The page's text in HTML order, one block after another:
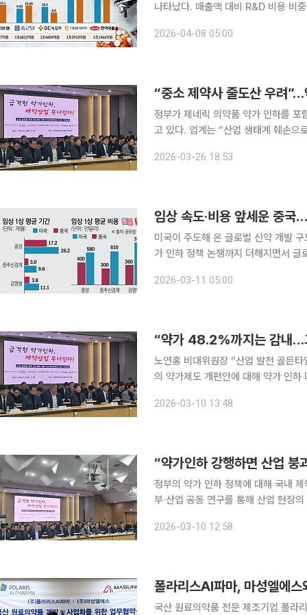
나타났다. 매출액 대비 R&D 비용 비
적이 나온다. 7일 금융감독원
2026-04-08 05:00
정부가 제네릭 의약품 약가 인하를 포
고 있다. 업계는 “산업 생태계 훼손으
제약사는 이번 약가제도 개편을 중대
2026-03-26 18:53
임상 속도·비용 앞세운 중국
미국이 주도해 온 글로벌 신약 개발
가 인하 정책 논쟁까지 더해지면서 글
의 ‘최혜국 약가 인하 정책’이 결합될
2026-03-11 05:00
“약가 48.2%까지는 감내…
노연홍 비대위원장 “산업 발전 골든타임, 정부 합리
의 약가제도 개편안에 대해 약가 인
투자와 필수의약품 생산 위축이 불가
2026-03-10 13:48
“약가인하 강행하면 산업 붕
정부의 약가 인하 정책에 대해 국내
부·산업 공동 연구를 통해 산업 현장
상대책위원회는 10일 서울 서초구 한
2026-03-10 12:58
폴라리스AI파마, 마성엘에
국산 원료의약품 전문 제조기업 폴라